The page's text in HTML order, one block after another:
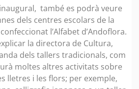
també es podrà veure
dels centres escolars de la
l’Alfabet d’Andoflora.
la directora de Cultura,
dels tallers tradicionals, com
moltes altres activitats sobre
lletres i les flors; per exemple,